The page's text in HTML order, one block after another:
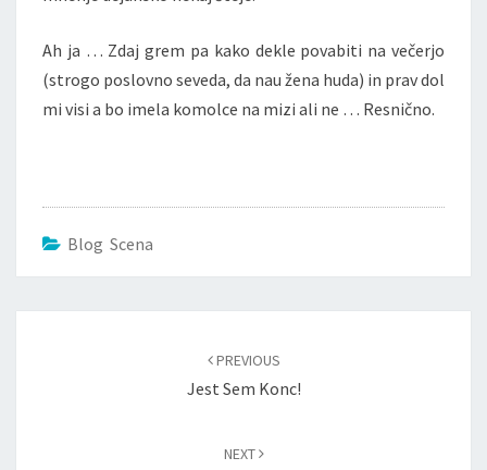
Ah ja … Zdaj grem pa kako dekle povabiti na večerjo
(strogo poslovno seveda, da nau žena huda) in prav dol
mi visi a bo imela komolce na mizi ali ne … Resnično.
Blog Scena
PREVIOUS
Jest Sem Konc!
NEXT